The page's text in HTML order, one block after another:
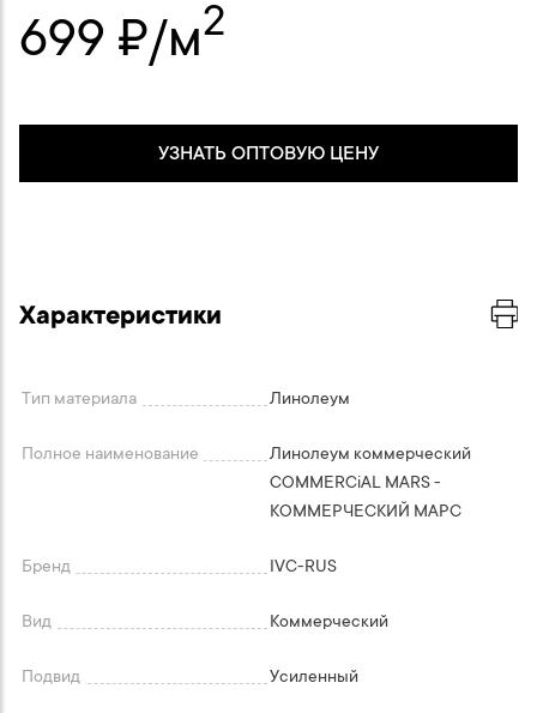
699 ₽/м2
УЗНАТЬ ОПТОВУЮ ЦЕНУ
Характеристики
Тип материала Линолеум
Полное наименование
Линолеум коммерческий
COMMERCiAL MARS -
КОММЕРЧЕСКИЙ МАРС
Бренд IVC-RUS
Вид Коммерческий
Подвид Усиленный